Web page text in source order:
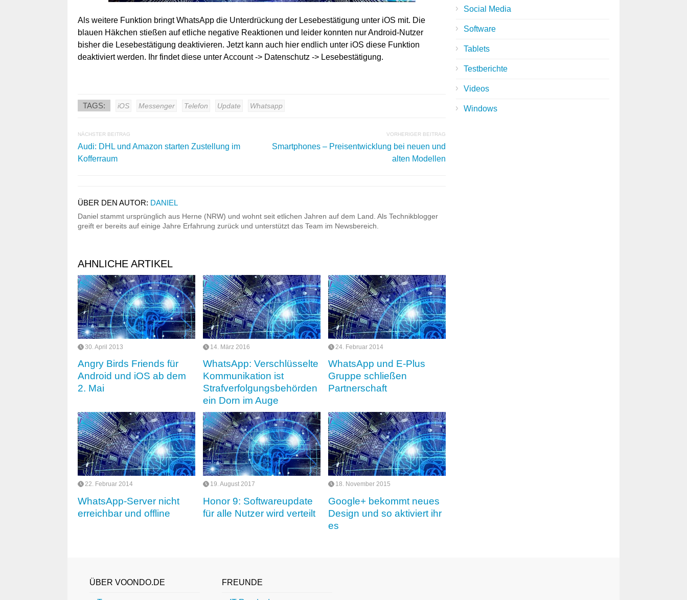
Als weitere Funktion bringt WhatsApp die Unterdrückung der Lesebestätigung unter iOS mit. Die
blauen Häkchen stießen auf etliche negative Reaktionen und leider konnten nur Android-Nutzer
bisher die Lesebestätigung deaktivieren. Jetzt kann auch hier endlich unter iOS diese Funktion
deaktiviert werden. Ihr findet diese unter Account -> Datenschutz -> Lesebestätigung.
TAGS: iOS Messenger Telefon Update Whatsapp
NÄCHSTER BEITRAG
Audi: DHL und Amazon starten Zustellung im
Kofferraum
VORHERIGER BEITRAG
Smartphones – Preisentwicklung bei neuen und
alten Modellen
ÜBER DEN AUTOR: DANIEL
Daniel stammt ursprünglich aus Herne (NRW) und wohnt seit etlichen Jahren auf dem Land. Als Technikblogger
greift er bereits auf einige Jahre Erfahrung zurück und unterstützt das Team im Newsbereich.
AHNLICHE ARTIKEL
30. April 2013
Angry Birds Friends für
Android und iOS ab dem
2. Mai
14. März 2016
WhatsApp: Verschlüsselte
Kommunikation ist
Strafverfolgungsbehörden
ein Dorn im Auge
24. Februar 2014
WhatsApp und E-Plus
Gruppe schließen
Partnerschaft
22. Februar 2014
WhatsApp-Server nicht
erreichbar und offline
19. August 2017
Honor 9: Softwareupdate
für alle Nutzer wird verteilt
18. November 2015
Google+ bekommt neues
Design und so aktiviert ihr
es
Social Media
Software
Tablets
Testberichte
Videos
Windows
ÜBER VOONDO.DE FREUNDE